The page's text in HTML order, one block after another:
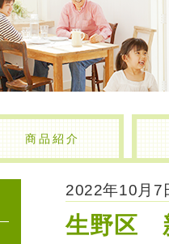
商品紹介
2022年10月
生野区